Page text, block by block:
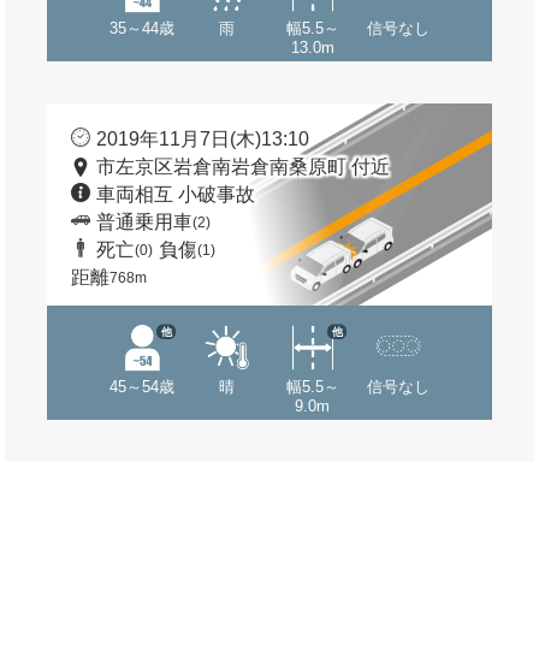
35～44歳 雨
幅5.5～
13.0m
信号なし
2019年11月7日(木)13:10
市左京区岩倉南岩倉南桑原町 付近
車両相互 小破事故
普通乗用車(2)
死亡(0) 負傷(1)
距離768m
45～54歳
他
晴
幅5.5～
9.0m
他
信号なし